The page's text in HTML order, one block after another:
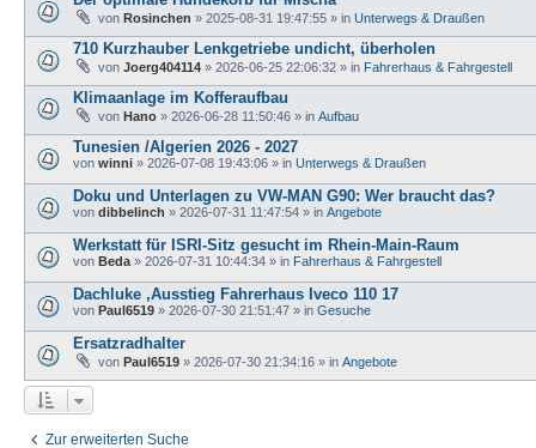
von Rosinchen » 2025-08-31 19:47:55 » in Unterwegs & Draußen
710 Kurzhauber Lenkgetriebe undicht, überholen
von Joerg404114 » 2026-06-25 22:06:32 » in Fahrerhaus & Fahrgestell
Klimaanlage im Kofferaufbau
von Hano » 2026-06-28 11:50:46 » in Aufbau
Tunesien /Algerien 2026 - 2027
von winni » 2026-07-08 19:43:06 » in Unterwegs & Draußen
Doku und Unterlagen zu VW-MAN G90: Wer braucht das?
von dibbelinch » 2026-07-31 11:47:54 » in Angebote
Werkstatt für ISRI-Sitz gesucht im Rhein-Main-Raum
von Beda » 2026-07-31 10:44:34 » in Fahrerhaus & Fahrgestell
Dachluke ,Ausstieg Fahrerhaus Iveco 110 17
von Paul6519 » 2026-07-30 21:51:47 » in Gesuche
Ersatzradhalter
von Paul6519 » 2026-07-30 21:34:16 » in Angebote
Zur erweiterten Suche